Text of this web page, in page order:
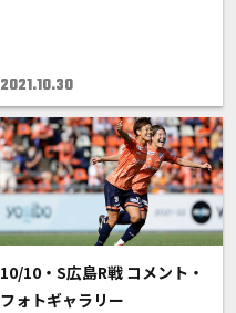
2021.10.30
10/10・S広島R戦 コメント・
フォトギャラリー